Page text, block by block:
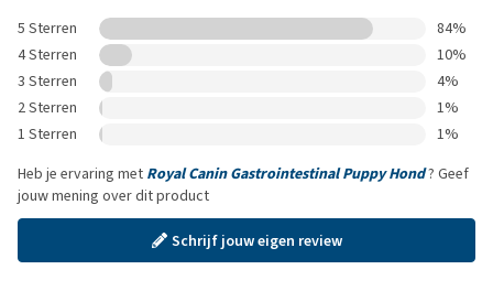
5 Sterren
84%
4 Sterren
10%
3 Sterren
4%
2 Sterren
1%
1 Sterren
1%
Heb je ervaring met Royal Canin Gastrointestinal Puppy Hond? Geef
jouw mening over dit product
Schrijf jouw eigen review